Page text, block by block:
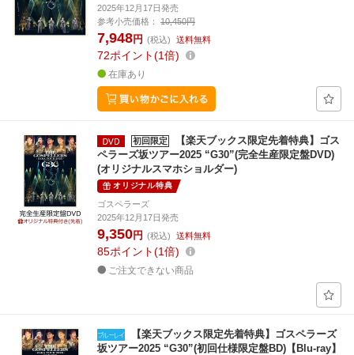
2025年12月17日発売
参考小売価格：
10,450円
7,948円 (税込) 送料無料
72ポイント 1倍
在庫あり
初回限定
【楽天ブックス限定先着特典】ゴス
ペラーズ坂ツアー2025 “G30”(完全生産限定盤DVD)
(オリジナルスマホショルダー)
オリジナル特典
ゴスペラーズ
2025年12月17日発売
9,350円 (税込) 送料無料
85ポイント 1倍
ご注文できない商品
【楽天ブックス限定先着特典】ゴスペラーズ
坂ツアー2025 “G30”(初回仕様限定盤BD)【Blu-ray】